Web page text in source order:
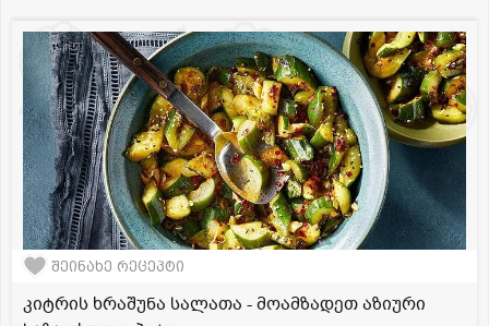
შეინახე რეცეპტი
კიტრის ხრაშუნა სალათა - მოამზადეთ აზიური